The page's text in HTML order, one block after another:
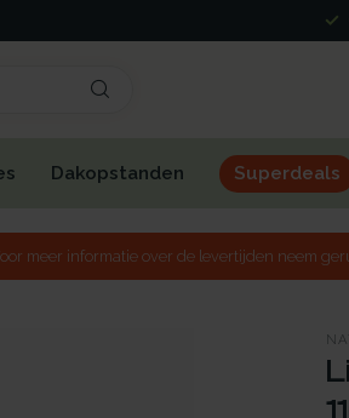
Dakopstanden Superdeals
meer informatie over de levertijden neem